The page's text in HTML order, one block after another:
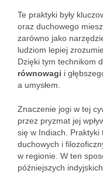
Te praktyki były
oraz duchowego
zarówno jako
ludziom lepiej
Dzięki tym technikom
równowagi i
a umysłem.
Znaczenie jogi w tej
przez pryzmat jej
się w Indiach. Praktyki
duchowych i
w regionie. W ten
późniejszych